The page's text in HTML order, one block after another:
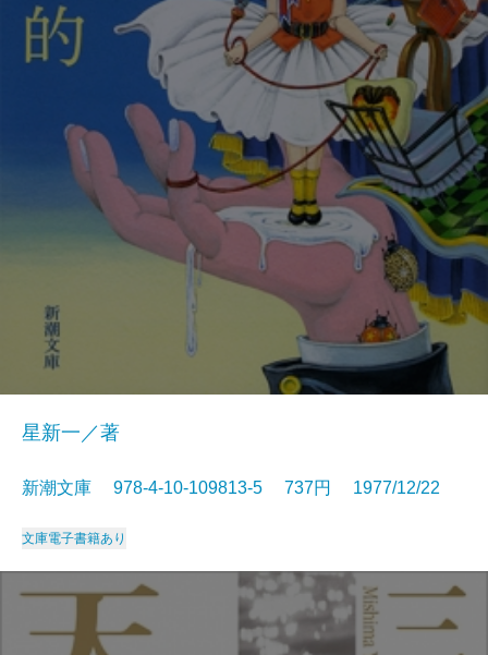
星新一／著
新潮文庫 978-4-10-109813-5 737円 1977/12/22
文庫電子書籍あり